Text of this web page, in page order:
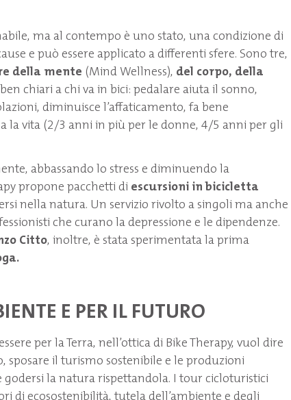
ma al contempo è uno stato, una condizione di
e può essere applicato a differenti sfere. Sono tre,
della mente (Mind Wellness), del corpo, della
chiari a chi va in bici: pedalare aiuta il sonno,
diminuisce l’affaticamento, fa bene
la vita (2/3 anni in più per le donne, 4/5 anni per gli
abbassando lo stress e diminuendo la
propone pacchetti di escursioni in bicicletta
nella natura. Un servizio rivolto a singoli ma anche
che curano la depressione e le dipendenze.
Citto, inoltre, è stata sperimentata la prima
E PER IL FUTURO
per la Terra, nell’ottica di Bike Therapy, vuol dire
sposare il turismo sostenibile e le produzioni
godersi la natura rispettandola. I tour cicloturistici
di ecosostenibilità, tutela dell’ambiente e degli